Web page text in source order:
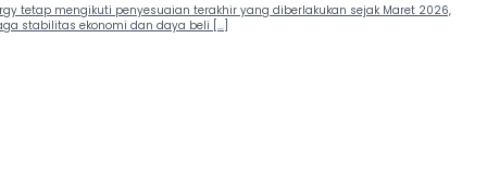
tetap mengikuti penyesuaian terakhir yang diberlakukan sejak Maret 2026,
stabilitas ekonomi dan daya beli […]